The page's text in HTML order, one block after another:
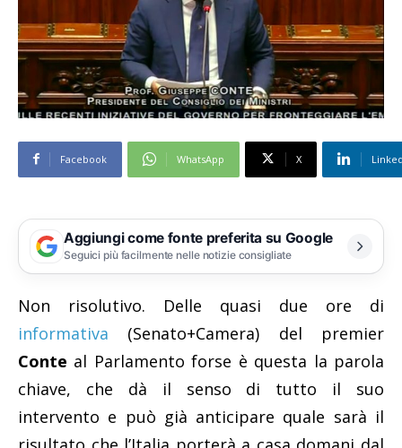
Facebook WhatsApp X
Aggiungi come fonte preferita su Google
Seguici più facilmente nelle notizie consigliate
Non risolutivo. Delle quasi due ore di
informativa (Senato+Camera) del premier
Conte al Parlamento forse è questa la parola
chiave, che dà il senso di tutto il suo
intervento e può già anticipare quale sarà il